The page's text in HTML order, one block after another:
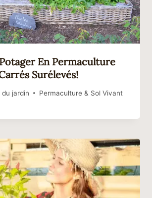
En Permaculture
Surélevés!
du jardin Permaculture & Sol Vivant